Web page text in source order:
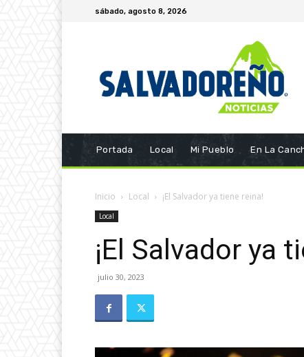
sábado, agosto 8, 2026
Portada Local Mi Pueblo En La
Inicio Local ¡El Salvador ya tiene reina!
Local
¡El Salvador ya
julio 30, 2023